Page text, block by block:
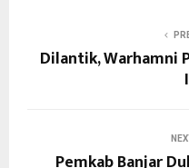
Dilantik, Warhamni
Pemkab Banjar